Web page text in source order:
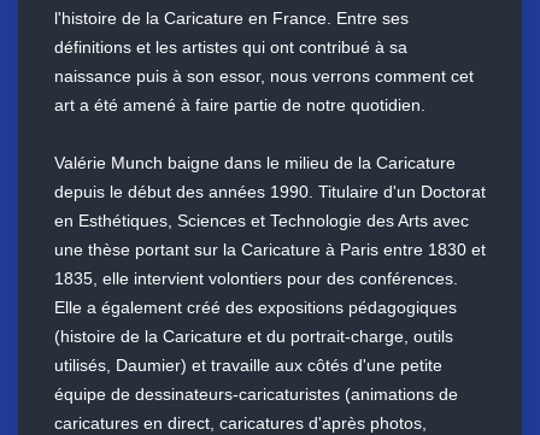
l'histoire de la Caricature en France. Entre ses
définitions et les artistes qui ont contribué à sa
naissance puis à son essor, nous verrons comment cet
art a été amené à faire partie de notre quotidien.
Valérie Munch baigne dans le milieu de la Caricature
depuis le début des années 1990. Titulaire d'un Doctorat
en Esthétiques, Sciences et Technologie des Arts avec
une thèse portant sur la Caricature à Paris entre 1830 et
1835, elle intervient volontiers pour des conférences.
Elle a également créé des expositions pédagogiques
(histoire de la Caricature et du portrait-charge, outils
utilisés, Daumier) et travaille aux côtés d'une petite
équipe de dessinateurs-caricaturistes (animations de
caricatures en direct, caricatures d'après photos,